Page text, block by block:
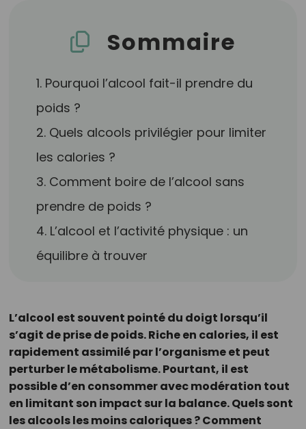
Sommaire
1. Pourquoi l’alcool fait-il prendre du
poids ?
2. Quels alcools privilégier pour limiter
les calories ?
3. Comment boire de l’alcool sans
prendre de poids ?
4. L’alcool et l’activité physique : un
équilibre à trouver
L’alcool est souvent pointé du doigt lorsqu’il
s’agit de prise de poids. Riche en calories, il est
rapidement assimilé par l’organisme et peut
perturber le métabolisme. Pourtant, il est
possible d’en consommer avec modération tout
en limitant son impact sur la balance. Quels sont
les alcools les moins caloriques ? Comment